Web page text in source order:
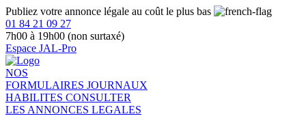
Publiez votre annonce légale au coût le plus bas
01 84 21 09 27
7h00 à 19h00 (non surtaxé)
Espace JAL-Pro
NOS
FORMULAIRES JOURNAUX
HABILITES CONSULTER
LES ANNONCES LEGALES